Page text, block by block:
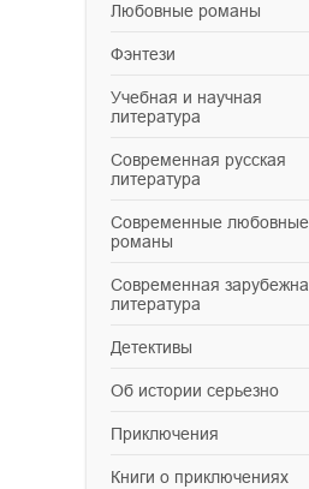
любовные романы
фэнтези
учебная и научная
литература
современная русская
литература
современные любовные
романы
современная зарубежная
литература
детективы
об истории серьезно
приключения
книги о приключениях